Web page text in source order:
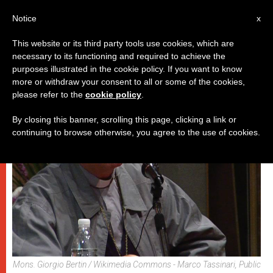
DICASTERI
Mons. Giorgio Bertin / Wikimedia Commons - Marco Tassinari, Public
x
Notice
This website or its third party tools use cookies, which are
necessary to its functioning and required to achieve the
purposes illustrated in the cookie policy. If you want to know
more or withdraw your consent to all or some of the cookies,
please refer to the cookie policy
By closing this banner, scrolling this page, clicking a link or
continuing to browse otherwise, you agree to the use of cookies.